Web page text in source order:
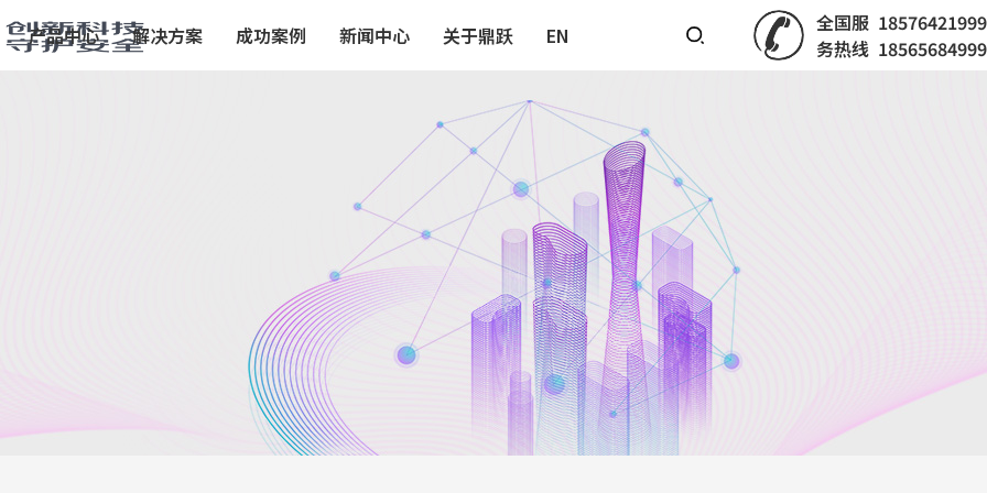
产品中心 解决方案 成功案例 新闻中心 关于鼎跃 EN
全国服
务热线
18576421999
18565684999